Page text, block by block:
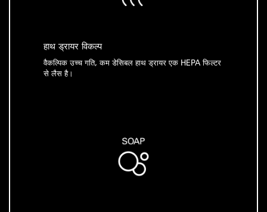
हाथ ड्रायर विकल्प
वैकल्पिक उच्च गति, कम डेसिबल हाथ ड्रायर एक HEPA फिल्टर
से लैस है।